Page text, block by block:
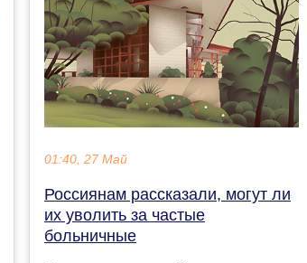
01:40, 27 Май
Россиянам рассказали, могут ли
их уволить за частые
больничные